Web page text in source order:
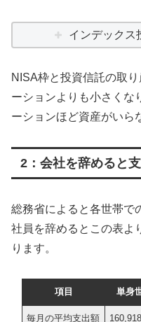
インデックス
NISA枠と投資信託の取
ーションよりも小さくな
ーションほど資産がいら
2：会社を辞めると
総務省によると各世帯で
社員を辞めるとこの表よ
ります。
項目 単身
毎月の平均支出額